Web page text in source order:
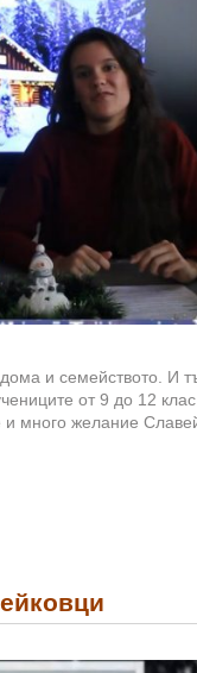
и семейството. И
от 9 до 12
много желание